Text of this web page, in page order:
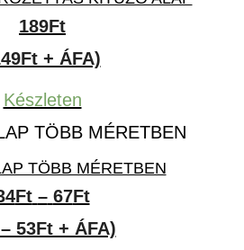
189Ft
+ ÁFA)
Készleten
TÖBB MÉRETBEN
Ft – 67FtÁrtartomány:
34Ft
53Ft + ÁFA)